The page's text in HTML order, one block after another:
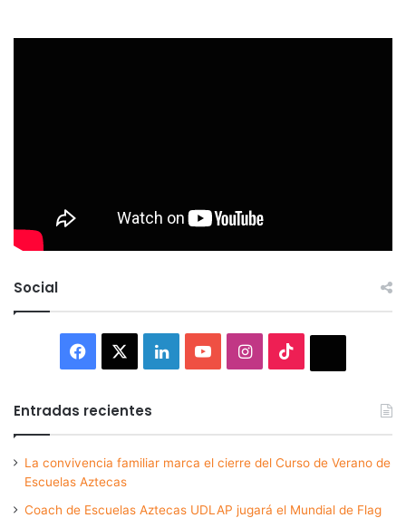
Social
Facebook LinkedInYouTubeInstagram
Entradas recientes
La convivencia familiar marca el cierre del Curso de Verano de
Escuelas Aztecas
Coach de Escuelas Aztecas UDLAP jugará el Mundial de Flag